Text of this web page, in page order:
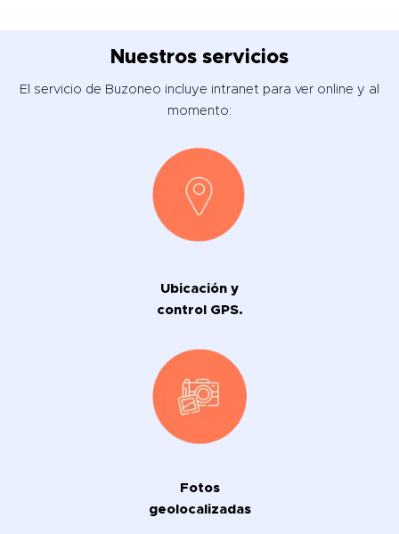
Nuestros servicios
El servicio de Buzoneo incluye intranet para ver online y al
momento:
Ubicación y
control GPS.
Fotos
geolocalizadas